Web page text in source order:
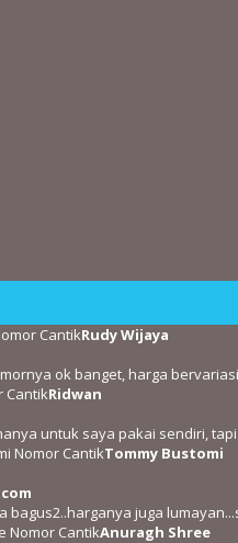
Rudy Wijaya
ok banget, harga
Ridwan
untuk saya pakai sendiri,
Tommy Bustomi
bagus2..harganya juga
Anuragh Shree